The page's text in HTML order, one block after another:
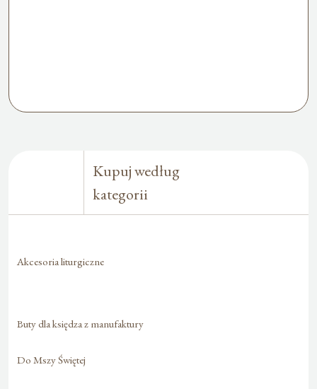
Kupuj według
kategorii
Akcesoria liturgiczne
Buty dla księdza z manufaktury
Do Mszy Świętej